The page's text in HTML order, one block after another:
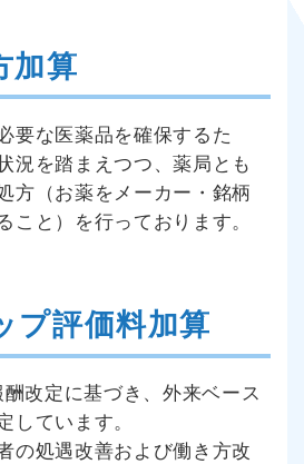
加算
要な医薬品を確保するた
況を踏まえつつ、薬局とも
方（お薬をメーカー・銘柄
こと）を行っております。
プ評価料加算
改定に基づき、外来ベース
しています。
の処遇改善および働き方改